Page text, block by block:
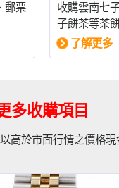
郵票
收購雲南七
子餅茶等茶
了解更多
多收購項目
高於市面行情之價格現